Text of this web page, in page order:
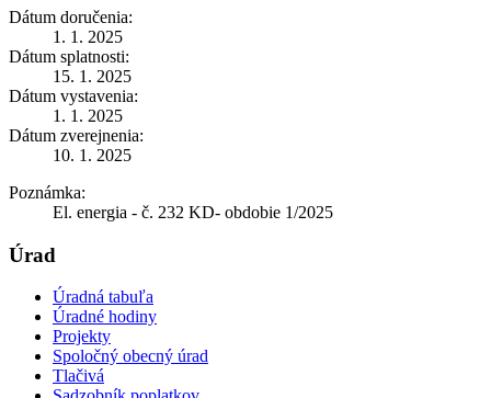
Dátum doručenia:
1. 1. 2025
Dátum splatnosti:
15. 1. 2025
Dátum vystavenia:
1. 1. 2025
Dátum zverejnenia:
10. 1. 2025
Poznámka:
El. energia - č. 232 KD- obdobie 1/2025
Úrad
Úradná tabuľa
Úradné hodiny
Projekty
Spoločný obecný úrad
Tlačivá